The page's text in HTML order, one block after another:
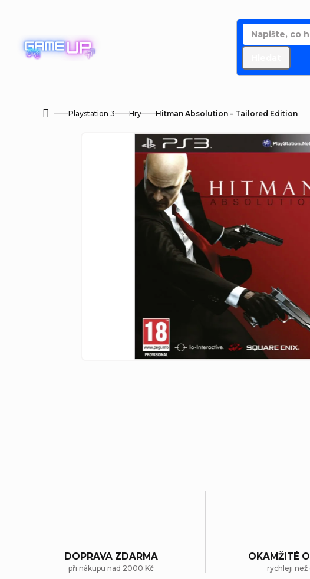
DomůPlaystation 3 Hry Hitman Absolution – Tailored Edition
DOPRAVA ZDARMA
při nákupu nad 2000 Kč
OKAMŽITÉ
rychleji než